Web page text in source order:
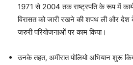
1971 से 2004 तक राष्ट्रपति के रूप में
विरासत को जारी रखने की शपथ ली और
जरुरी परियोजनाओं पर काम किया।
उनके तहत, अमीरात पोलियो अभियान शुरू